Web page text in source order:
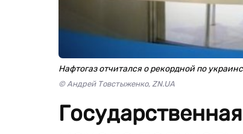
Нафтогаз отчитался о рекордной по
© Андрей Товстыженко, ZN.UA